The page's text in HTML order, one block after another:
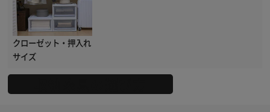
クローゼット・押入れ
サイズ